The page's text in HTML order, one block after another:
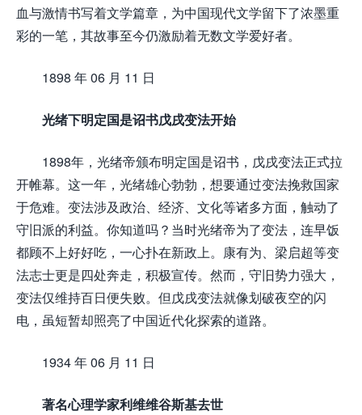
血与激情书写着文学篇章，为中国现代文学留下了浓墨重
彩的一笔，其故事至今仍激励着无数文学爱好者。
1898 年 06 月 11 日
光绪下明定国是诏书戊戌变法开始
1898年，光绪帝颁布明定国是诏书，戊戌变法正式拉
开帷幕。这一年，光绪雄心勃勃，想要通过变法挽救国家
于危难。变法涉及政治、经济、文化等诸多方面，触动了
守旧派的利益。你知道吗？当时光绪帝为了变法，连早饭
都顾不上好好吃，一心扑在新政上。康有为、梁启超等变
法志士更是四处奔走，积极宣传。然而，守旧势力强大，
变法仅维持百日便失败。但戊戌变法就像划破夜空的闪
电，虽短暂却照亮了中国近代化探索的道路。
1934 年 06 月 11 日
著名心理学家利维维谷斯基去世